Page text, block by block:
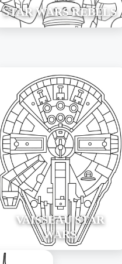
STAR WARS REBELS
VAISSEAU STAR
WARS